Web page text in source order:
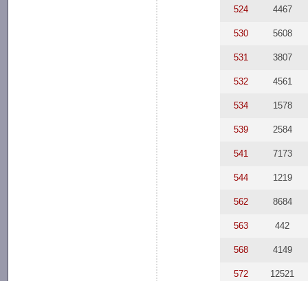
524 4467
530 5608
531 3807
532 4561
534 1578
539 2584
541 7173
544 1219
562 8684
563 442
568 4149
572 12521